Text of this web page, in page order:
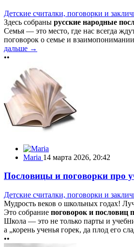
Детские считалки, поговорки и
Здесь собраны русские народные
Семья — это место, где нас всегда
поговорок о семье и
дальше →
••
Maria 14 марта 2026, 20:42
Пословицы и поговорки про
Детские считалки, поговорки и
Мудрость веков о школьных годах!
Это собрание поговорок и пословиц
Школа — это не только парты и
а „корень ученья горек, да плод его
••